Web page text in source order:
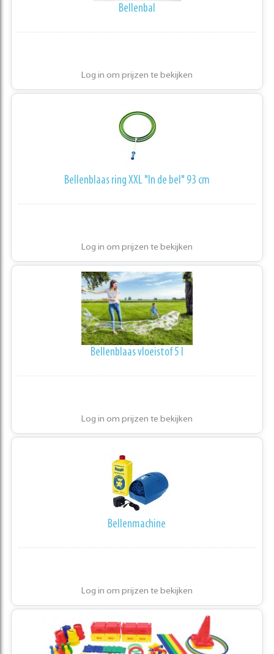
Bellenbal
Log in om prijzen te bekijken
Bellenblaas ring XXL "In de bel" 93 cm
Log in om prijzen te bekijken
Bellenblaas vloeistof 5 l
Log in om prijzen te bekijken
Bellenmachine
Log in om prijzen te bekijken